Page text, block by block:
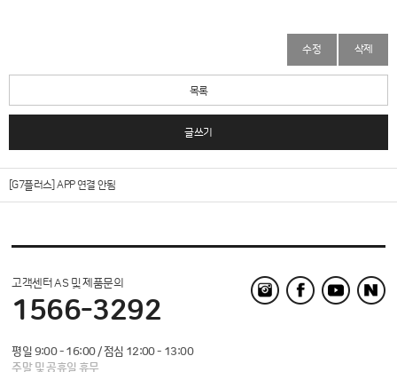
수정 삭제
목록
글쓰기
[G7플러스] APP 연결 안됨
고객센터 AS 및 제품문의
1566-3292
평일 9:00 - 16:00 / 점심 12:00 - 13:00
주말 및 공휴일 휴무